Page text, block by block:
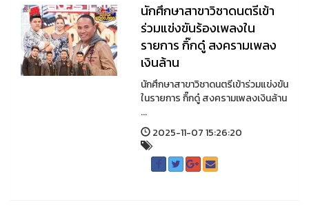
นักศึกษาสาขาวิชาดนตรีเข้า
ร่วมแข่งขันร้องเพลงใน
รายการ กิ๊กดู๋ สงครามเพลง
เงินล้าน
นักศึกษาสาขาวิชาดนตรีเข้าร่วมแข่งขัน
ในรายการ กิ๊กดู๋ สงครามเพลงเงินล้าน
...
2025-11-07 15:26:20